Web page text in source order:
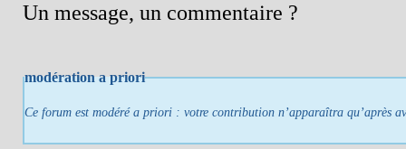
Un message, un commentaire ?
modération a priori
Ce forum est modéré a priori : votre contribution n’apparaîtra qu’après